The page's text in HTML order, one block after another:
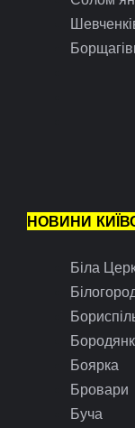
НОВИНИ
Біла
Боярка
Бровари
Буча